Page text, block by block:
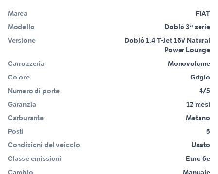
Marca
FIAT
Modello
Doblò 3ª serie
Versione
Doblò 1.4 T-Jet 16V Natural
Power Lounge
Carrozzeria
Monovolume
Colore
Grigio
Numero di porte
4/5
Garanzia
12 mesi
Carburante
Metano
Posti
5
Condizioni del veicolo
Usato
Classe emissioni
Euro 6e
Cambio
Manuale